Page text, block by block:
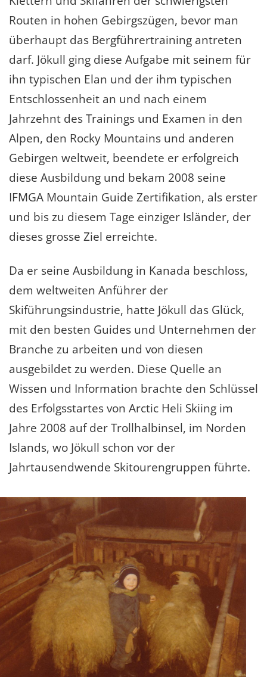
Routen in hohen Gebirgszügen, bevor man
überhaupt das Bergführertraining antreten
darf. Jökull ging diese Aufgabe mit seinem für
ihn typischen Elan und der ihm typischen
Entschlossenheit an und nach einem
Jahrzehnt des Trainings und Examen in den
Alpen, den Rocky Mountains und anderen
Gebirgen weltweit, beendete er erfolgreich
diese Ausbildung und bekam 2008 seine
IFMGA Mountain Guide Zertifikation, als erster
und bis zu diesem Tage einziger Isländer, der
dieses grosse Ziel erreichte.
Da er seine Ausbildung in Kanada beschloss,
dem weltweiten Anführer der
Skiführungsindustrie, hatte Jökull das Glück,
mit den besten Guides und Unternehmen der
Branche zu arbeiten und von diesen
ausgebildet zu werden. Diese Quelle an
Wissen und Information brachte den Schlüssel
des Erfolgsstartes von Arctic Heli Skiing im
Jahre 2008 auf der Trollhalbinsel, im Norden
Islands, wo Jökull schon vor der
Jahrtausendwende Skitourengruppen führte.